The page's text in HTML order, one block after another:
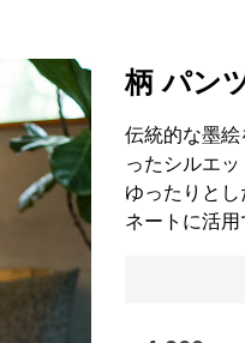
柄 パン
伝統的な墨絵
ったシルエ
ゆったりと
ネートに活用